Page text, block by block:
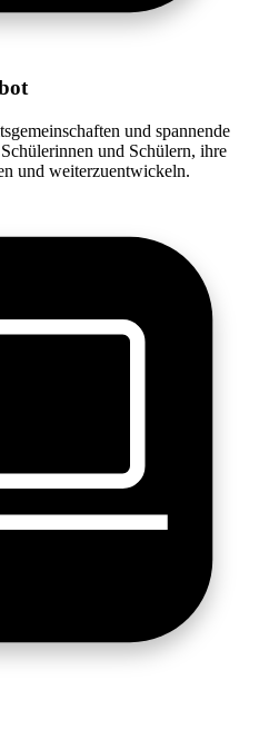
und spannende
und Schülern, ihre
und weiterzuentwickeln.